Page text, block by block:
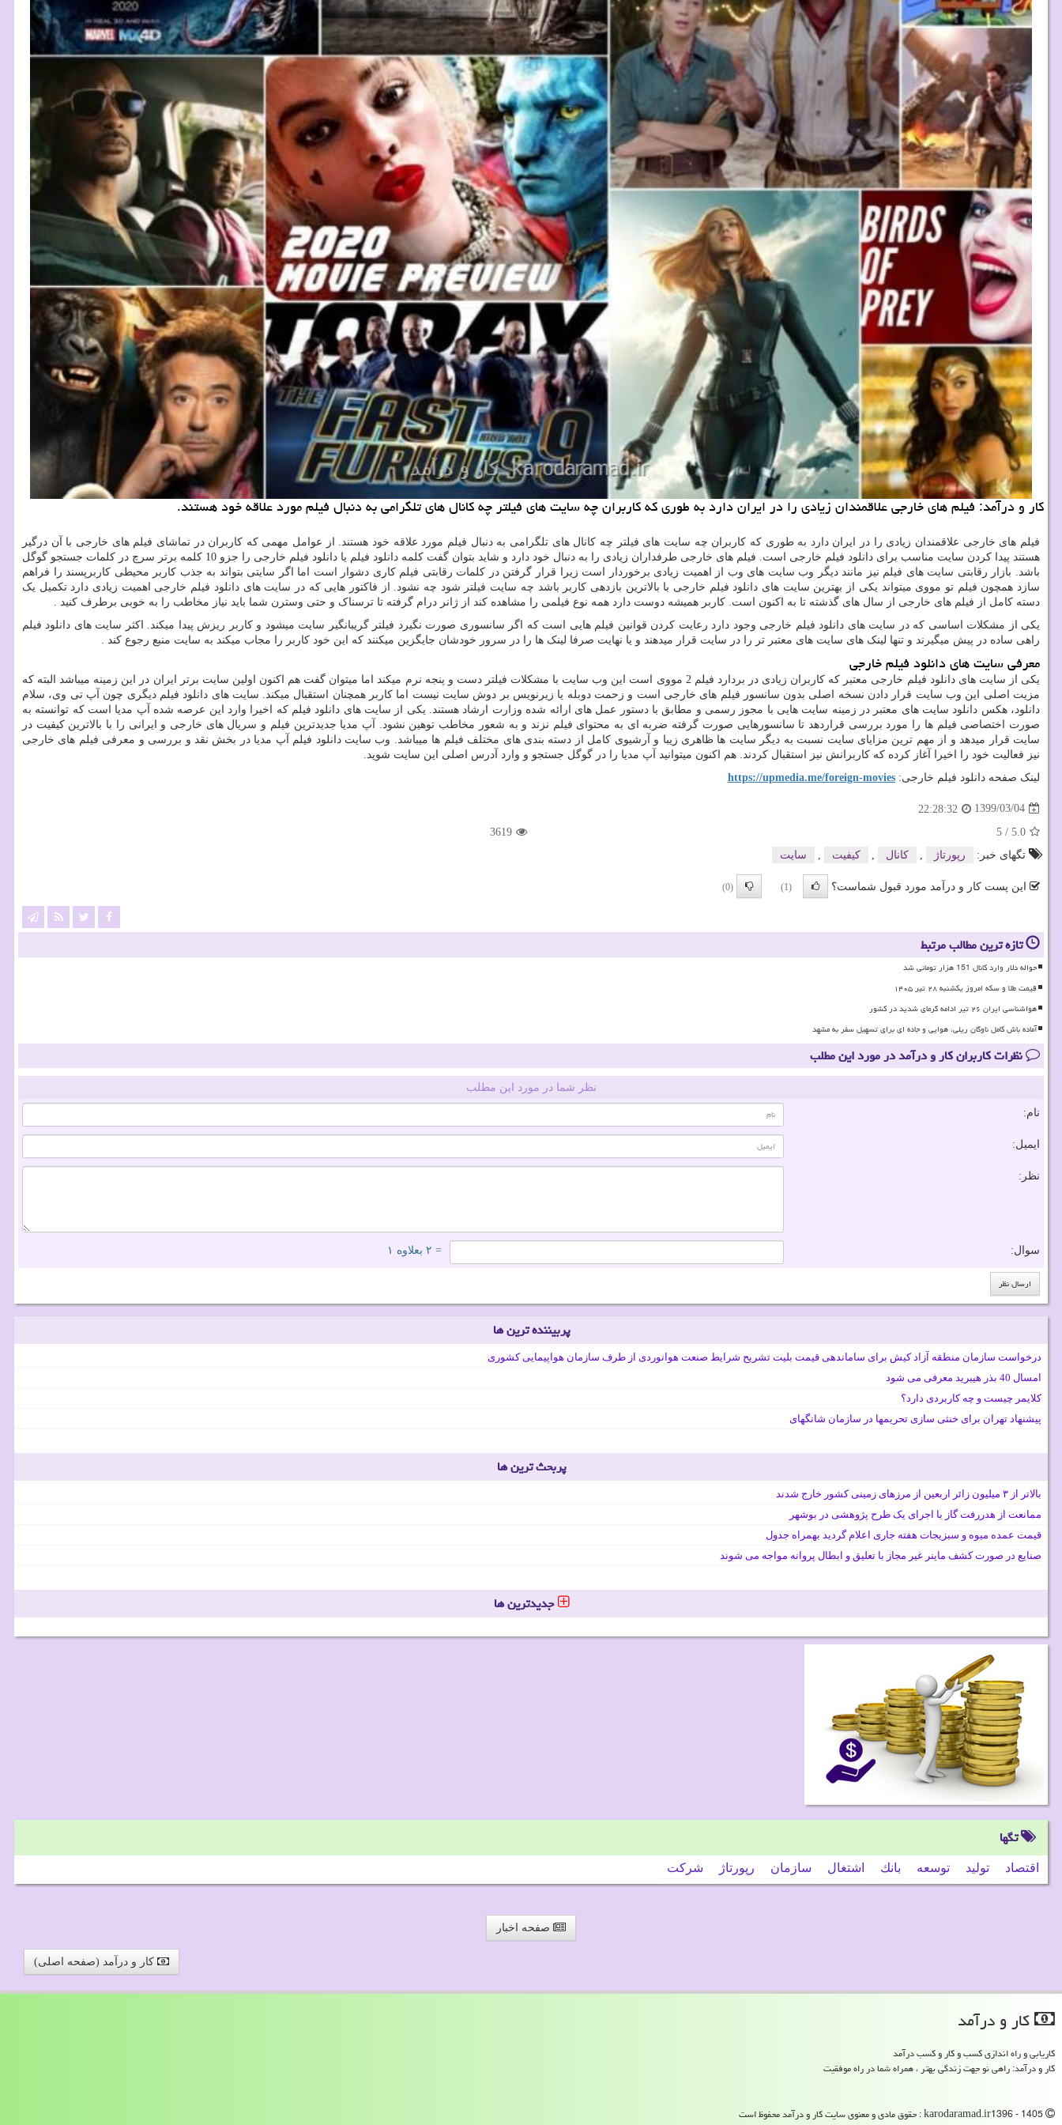
كار و درآمد: فیلم های خارجی علاقمندان زیادی را در ایران دارد به طوری كه كاربران چه سایت های فیلتر چه كانال های تلگرامی به دنبال فیلم مورد علاقه خود هستند.
فیلم های خارجی علاقمندان زیادی را در ایران دارد به طوری که کاربران چه سایت های فیلتر چه کانال های تلگرامی به دنبال فیلم مورد علاقه خود هستند. از عوامل مهمی که کاربران در تماشای فیلم های خارجی با آن درگیر
هستند پیدا کردن سایت مناسب برای دانلود فیلم خارجی است. فیلم های خارجی طرفداران زیادی را به دنبال خود دارد و شاید بتوان گفت کلمه دانلود فیلم یا دانلود فیلم خارجی را جزو 10 کلمه برتر سرچ در کلمات جستجو گوگل
باشد. بازار رقابتی سایت های فیلم نیز مانند دیگر وب سایت های وب از اهمیت زیادی برخوردار است زیرا قرار گرفتن در کلمات رقابتی فیلم کاری دشوار است اما اگر سایتی بتواند به جذب کاربر محیطی کاربرپسند را فراهم
سازد همچون فیلم تو مووی میتواند یکی از بهترین سایت های دانلود فیلم خارجی با بالاترین بازدهی کاربر باشد چه سایت فیلتر شود چه نشود. از فاکتور هایی که در سایت های دانلود فیلم خارجی اهمیت زیادی دارد تکمیل یک
دسته کامل از فیلم های خارجی از سال های گذشته تا به اکنون است. کاربر همیشه دوست دارد همه نوع فیلمی را مشاهده کند از ژانر درام گرفته تا ترسناک و حتی وسترن شما باید نیاز مخاطب را به خوبی برطرف کنید .
یکی از مشکلات اساسی که در سایت های دانلود فیلم خارجی وجود دارد رعایت کردن قوانین فیلم هایی است که اگر سانسوری صورت نگیرد فیلتر گریبانگیر سایت میشود و کاربر ریزش پیدا میکند. اکثر سایت های دانلود فیلم
راهی ساده در پیش میگیرند و تنها لینک های سایت های معتبر تر را در سایت قرار میدهند و یا نهایت صرفا لینک ها را در سرور خودشان جایگزین میکنند که این خود کاربر را مجاب میکند به سایت منبع رجوع کند .
معرفی سایت های دانلود فیلم خارجی
یکی از سایت های دانلود فیلم خارجی معتبر که کاربران زیادی در بردارد فیلم 2 مووی است این وب سایت با مشکلات فیلتر دست و پنجه نرم میکند اما میتوان گفت هم اکنون اولین سایت برتر ایران در این زمینه میباشد البته که
مزیت اصلی این وب سایت قرار دادن نسخه اصلی بدون سانسور فیلم های خارجی است و زحمت دوبله یا زیرنویس بر دوش سایت نیست اما کاربر همچنان استقبال میکند. سایت های دانلود فیلم دیگری چون آپ تی وی، سلام
دانلود، هکس دانلود سایت های معتبر در زمینه سایت هایی با مجوز رسمی و مطابق با دستور عمل های ارائه شده وزارت ارشاد هستند. یکی از سایت های دانلود فیلم که اخیرا وارد این عرصه شده آپ مدیا است که توانسته به
صورت اختصاصی فیلم ها را مورد بررسی قراردهد تا سانسورهایی صورت گرفته ضربه ای به محتوای فیلم نزند و به شعور مخاطب توهین نشود. آپ مدیا جدیدترین فیلم و سریال های خارجی و ایرانی را با بالاترین کیفیت در
سایت قرار میدهد و از مهم ترین مزایای سایت نسبت به دیگر سایت ها ظاهری زیبا و آرشیوی کامل از دسته بندی های مختلف فیلم ها میباشد. وب سایت دانلود فیلم آپ مدیا در بخش نقد و بررسی و معرفی فیلم های خارجی
نیز فعالیت خود را اخیرا آغاز کرده که کاربرانش نیز استقبال کردند. هم اکنون میتوانید آپ مدیا را در گوگل جستجو و وارد آدرس اصلی این سایت شوید.
لینک صفحه دانلود فیلم خارجی: https://upmedia.me/foreign-movies
1399/03/04
22:28:32
5.0
/
5
3619
تگهای خبر:
رپورتاژ , كانال , كیفیت , سایت
این پست کار و درآمد مورد قبول شماست؟ (1)
(0)
تازه ترین مطالب مرتبط
حواله دلار وارد کانال 151 هزار تومانی شد
قیمت طلا و سکه امروز یکشنبه ۲۸ تیر ۱۴۰۵
هواشناسی ایران ۲۶ تیر ادامه گرمای شدید در کشور
آماده باش کامل ناوگان ریلی، هوایی و جاده ای برای تسهیل سفر به مشهد
نظرات کاربران کار و درآمد در مورد این مطلب
نظر شما در مورد این مطلب
نام:
ایمیل:
نظر:
سوال: = ۲ بعلاوه ۱
پربیننده ترین ها
درخواست سازمان منطقه آزاد کیش برای ساماندهی قیمت بلیت تشریح شرایط صنعت هوانوردی از طرف سازمان هواپیمایی کشوری
امسال 40 بذر هیبرید معرفی می شود
کلایمر چیست و چه کاربردی دارد؟
پیشنهاد تهران برای خنثی سازی تحریمها در سازمان شانگهای
پربحث ترین ها
بالاتر از ۳ میلیون زائر اربعین از مرزهای زمینی کشور خارج شدند
ممانعت از هدررفت گاز با اجرای یک طرح پژوهشی در بوشهر
قیمت عمده میوه و سبزیجات هفته جاری اعلام گردید بهمراه جدول
صنایع در صورت کشف ماینر غیر مجاز با تعلیق و ابطال پروانه مواجه می شوند
جدیدترین ها
تگها
اقتصاد تولید توسعه بانك اشتغال سازمان رپورتاژ شركت
صفحه اخبار
کار و درآمد (صفحه اصلی)
كار و درآمد
کاریابی و راه اندازی کسب و کار و کسب درآمد
کار و درآمد: راهی نو جهت زندگی بهتر ، همراه شما در راه موفقیت